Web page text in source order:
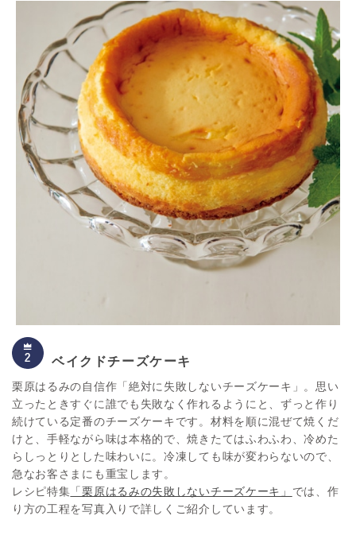
ベイクドチーズケーキ
栗原はるみの自信作「絶対に失敗しないチーズケーキ」。思い
立ったときすぐに誰でも失敗なく作れるようにと、ずっと作り
続けている定番のチーズケーキです。材料を順に混ぜて焼くだ
けと、手軽ながら味は本格的で、焼きたてはふわふわ、冷めた
らしっとりとした味わいに。冷凍しても味が変わらないので、
急なお客さまにも重宝します。
レシピ特集 「栗原はるみの失敗しないチーズケーキ」 では、作
り方の工程を写真入りで詳しくご紹介しています。